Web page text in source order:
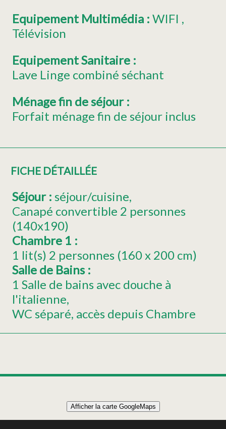
Equipement Multimédia : WIFI
Télévision
Equipement Sanitaire :
Lave Linge combiné séchant
Ménage fin de séjour :
Forfait ménage fin de séjour inclus
FICHE DÉTAILLÉE
Séjour : séjour/cuisine
Canapé convertible 2 personnes
(140x190)
Chambre 1 :
1 lit(s) 2 personnes (160 x 200 cm)
Salle de Bains :
1 Salle de bains avec douche à
l'italienne
WC séparé accès depuis Chambre
APPARTEMENT 47 m² 4 PERSONNES
Afficher la carte GoogleMaps